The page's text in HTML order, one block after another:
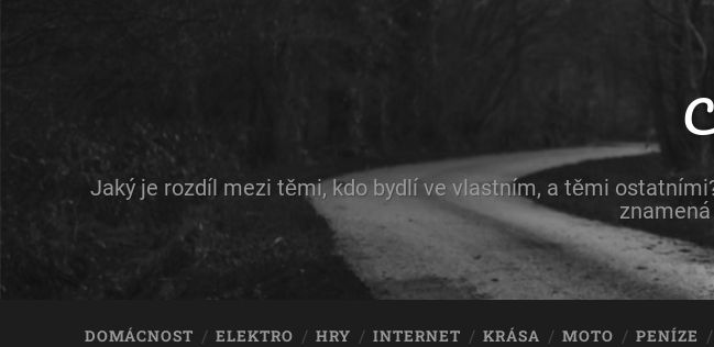
Jaký je rozdíl mezi těmi, kdo bydlí ve vlastním, a těmi
DOMÁCNOST ELEKTRO HRY INTERNET KRÁSA MOTO PENÍZE